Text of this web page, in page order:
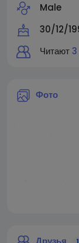
Male
30/12/
Читают3
Фото